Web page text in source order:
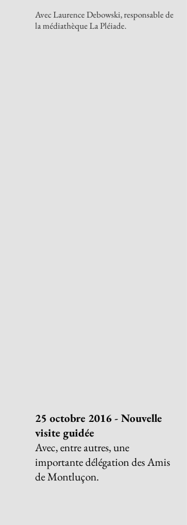
Avec Laurence Debowski, responsable de
la médiathèque La Pléiade.
25 octobre 2016 - Nouvelle
visite guidée
Avec, entre autres, une
importante délégation des Amis
de Montluçon.